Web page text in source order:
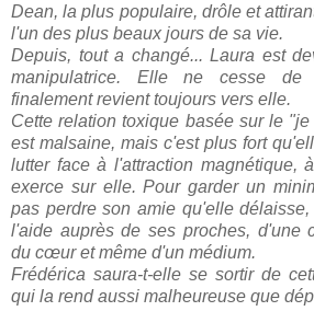
Dean, la plus populaire, drôle et
l'un des plus beaux jours de sa vie.
Depuis, tout a changé... Laura est
manipulatrice. Elle ne cesse de
finalement revient toujours vers elle.
Cette relation toxique basée sur le
est malsaine, mais c'est plus fort
lutter face à l'attraction magnétique,
exerce sur elle. Pour garder un
pas perdre son amie qu'elle
l'aide auprès de ses proches, d'une
du cœur et même d'un médium.
Frédérica saura-t-elle se sortir de
qui la rend aussi malheureuse que